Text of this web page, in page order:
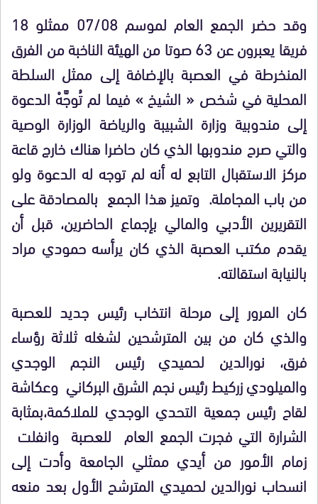
وقد حضر الجمع العام لموسم 07/08 ممثلو 18
فريقا يعبرون عن 63 صوتا من الهيئة الناخبة من الفرق
المنخرطة في العصبة بالإضافة إلى ممثل السلطة
المحلية في شخص « الشيخ » فيما لم تُوجَّهْ الدعوة
إلى مندوبية وزارة الشبيبة والرياضة الوزارة الوصية
والتي صرح مندوبها الذي كان حاضرا هناك خارج قاعة
مركز الاستقبال التابع له أنه لم توجه له الدعوة ولو
من باب المجاملة. وتميز هذا الجمع بالمصادقة على
التقريرين الأدبي والمالي بإجماع الحاضرين، قبل أن
يقدم مكتب العصبة الذي كان يرأسه حمودي مراد
بالنيابة استقالته.
كان المرور إلى مرحلة انتخاب رئيس جديد للعصبة
والذي كان من بين المترشحين لشغله ثلاثة رؤساء
فرق، نورالدين لحميدي رئيس النجم الوجدي
والميلودي زركيط رئيس نجم الشرق البركاني وعكاشة
لقاح رئيس جمعية التحدي الوجدي للملاكمة،بمثابة
الشرارة التي فجرت الجمع العام للعصبة وانفلت
زمام الأمور من أيدي ممثلي الجامعة وأدت إلى
انسحاب نورالدين لحميدي المترشح الأول بعد منعه